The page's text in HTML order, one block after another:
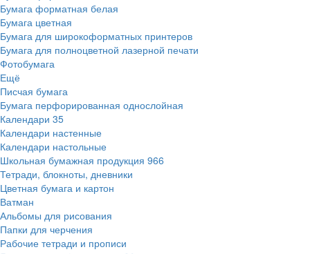
Бумага форматная белая
Бумага цветная
Бумага для широкоформатных принтеров
Бумага для полноцветной лазерной печати
Фотобумага
Ещё
Писчая бумага
Бумага перфорированная однослойная
Календари 35
Календари настенные
Календари настольные
Школьная бумажная продукция 966
Тетради, блокноты, дневники
Цветная бумага и картон
Ватман
Альбомы для рисования
Папки для черчения
Рабочие тетради и прописи